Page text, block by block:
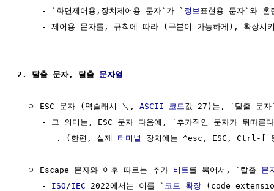
     - `화면제어용,장치제어용 문자`가 `
정보 표현용 문자`와
- 제어용 문자를, 규칙에 따라 (구분이 가능하게), 확장시
2. 탈출 문자, 탈출 문자열
  ㅇ ESC 문자 (역슬래시 ＼,
ASCII 코드 값 27)는, `탈출 문
- 그 의미는, ESC 문자 다음에, `추가적인 문자가 뒤따른
        . (한편, 실제
터미널 장치에는 ^esc, ESC, Ctrl-[
  ㅇ Escape 문자와 이후 따르는 추가
비트 를 묶어서, `탈출 문
     -
ISO /IEC 2022에서는 이를 ` 코드 확장 (code